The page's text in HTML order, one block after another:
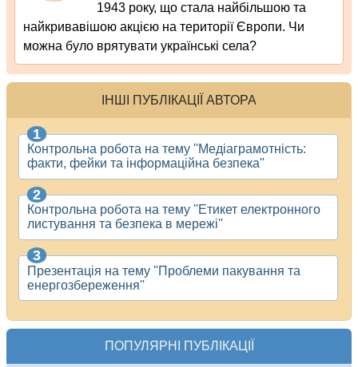
1943 року, що стала найбільшою та
найкривавішою акцією на території Європи. Чи
можна було врятувати українські села?
ІНШІ ПУБЛІКАЦІЇ АВТОРА
Контрольна робота на тему ''Медіаграмотність:
факти, фейки та інформаційна безпека''
Контрольна робота на тему ''Етикет електронного
листування та безпека в мережі''
Презентація на тему ''Проблеми пакування та
енергозбереження''
ПОПУЛЯРНІ ПУБЛІКАЦІЇ